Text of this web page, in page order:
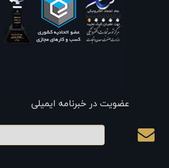
عضویت در خبرنامه ایمیلی